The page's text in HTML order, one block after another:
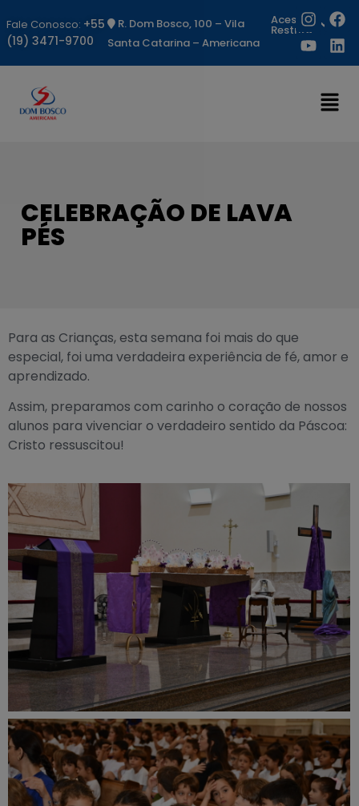
Fale Conosco: +55
(19) 3471-9700
R. Dom Bosco, 100 – Vila
Santa Catarina – Americana
Acesso
Restrito
CELEBRAÇÃO DE LAVA
PÉS
Para as Crianças, esta semana foi mais do que
especial, foi uma verdadeira experiência de fé, amor e
aprendizado.
Assim, preparamos com carinho o coração de nossos
alunos para vivenciar o verdadeiro sentido da Páscoa:
Cristo ressuscitou!